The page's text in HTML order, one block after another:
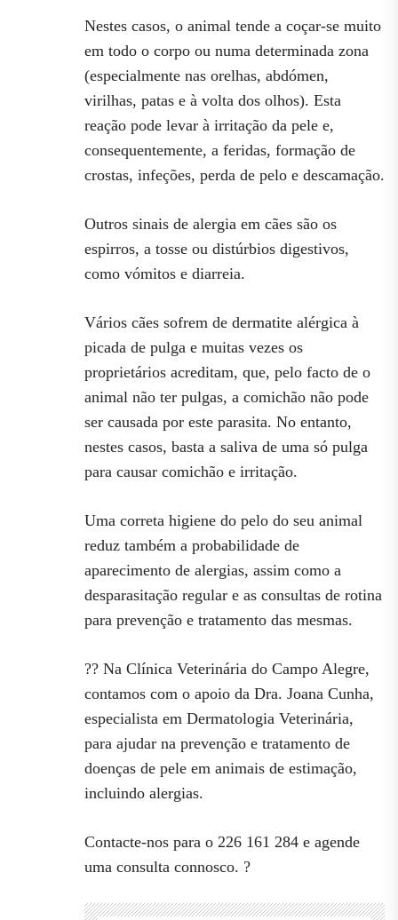
Nestes casos, o animal tende a coçar-se muito
em todo o corpo ou numa determinada zona
(especialmente nas orelhas, abdómen,
virilhas, patas e à volta dos olhos). Esta
reação pode levar à irritação da pele e,
consequentemente, a feridas, formação de
crostas, infeções, perda de pelo e descamação.
Outros sinais de alergia em cães são os
espirros, a tosse ou distúrbios digestivos,
como vómitos e diarreia.
Vários cães sofrem de dermatite alérgica à
picada de pulga e muitas vezes os
proprietários acreditam, que, pelo facto de o
animal não ter pulgas, a comichão não pode
ser causada por este parasita. No entanto,
nestes casos, basta a saliva de uma só pulga
para causar comichão e irritação.
Uma correta higiene do pelo do seu animal
reduz também a probabilidade de
aparecimento de alergias, assim como a
desparasitação regular e as consultas de rotina
para prevenção e tratamento das mesmas.
?? Na Clínica Veterinária do Campo Alegre,
contamos com o apoio da Dra. Joana Cunha,
especialista em Dermatologia Veterinária,
para ajudar na prevenção e tratamento de
doenças de pele em animais de estimação,
incluindo alergias.
Contacte-nos para o 226 161 284 e agende
uma consulta connosco. ?